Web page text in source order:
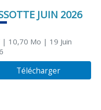
JUIN 2026
| 10,70 Mo | 19 Juin
Télécharger